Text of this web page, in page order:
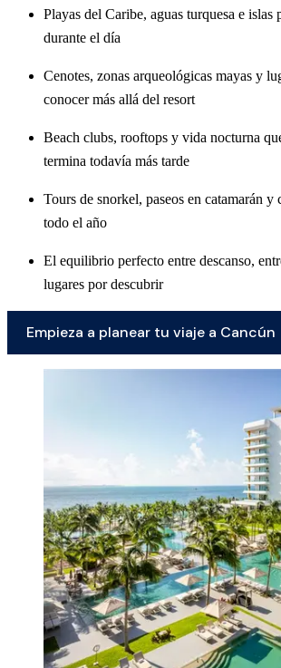
Playas del Caribe, aguas turquesa e islas
durante el día
Cenotes, zonas arqueológicas mayas y
conocer más allá del resort
Beach clubs, rooftops y vida nocturna
termina todavía más tarde
Tours de snorkel, paseos en catamarán y
todo el año
El equilibrio perfecto entre descanso,
lugares por descubrir
Empieza a planear tu viaje a Cancún